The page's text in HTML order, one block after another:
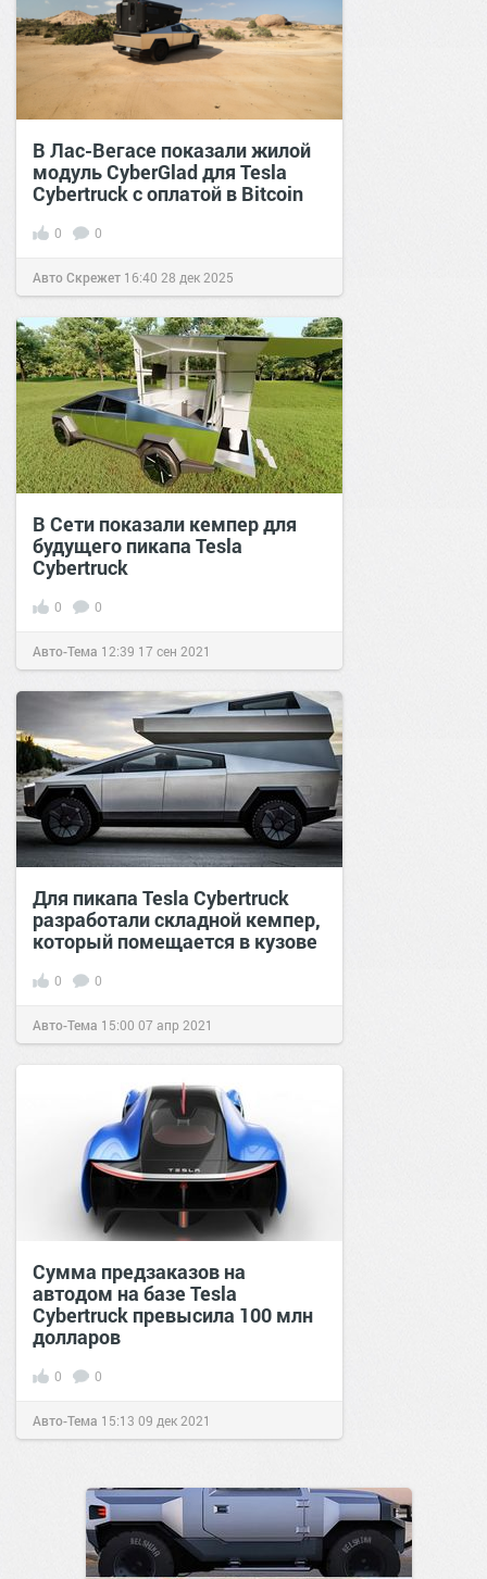
В Лас-Вегасе показали жилой
модуль CyberGlad для Tesla
Cybertruck с оплатой в Bitcoin
0 0
Авто Скрежет 16:40 28 дек 2025
В Сети показали кемпер для
будущего пикапа Tesla
Cybertruck
0 0
Авто-Тема 12:39 17 сен 2021
Для пикапа Tesla Cybertruck
разработали складной кемпер,
который помещается в кузове
0 0
Авто-Тема 15:00 07 апр 2021
Сумма предзаказов на
автодом на базе Tesla
Cybertruck превысила 100 млн
долларов
0 0
Авто-Тема 15:13 09 дек 2021